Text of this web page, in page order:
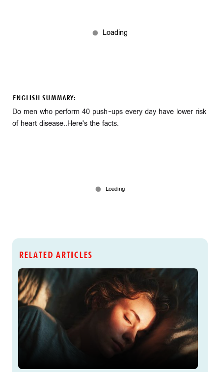
ENGLISH SUMMARY:
Do men who perform 40 push-ups every day have lower risk
of heart disease..Here's the facts.
RELATED ARTICLES